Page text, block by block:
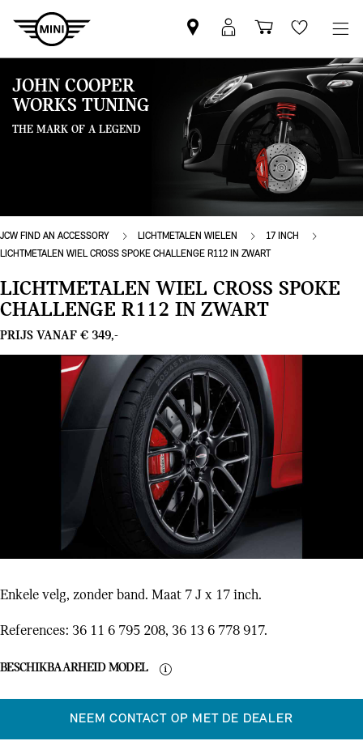
Vind
een
MINI
partner
MyMini
login
Wishlist
JOHN COOPER
WORKS TUNING
THE MARK OF A LEGEND
JCW FIND AN ACCESSORY LICHTMETALEN WIELEN
17 INCH
LICHTMETALEN WIEL CROSS SPOKE CHALLENGE R112 IN ZWART
LICHTMETALEN WIEL CROSS SPOKE
CHALLENGE R112 IN ZWART
PRIJS VANAF € 349,-
Enkele velg, zonder band. Maat 7 J x 17 inch.
References: 36 11 6 795 208, 36 13 6 778 917.
BESCHIKBAARHEID MODEL
NEEM CONTACT OP MET DE DEALER